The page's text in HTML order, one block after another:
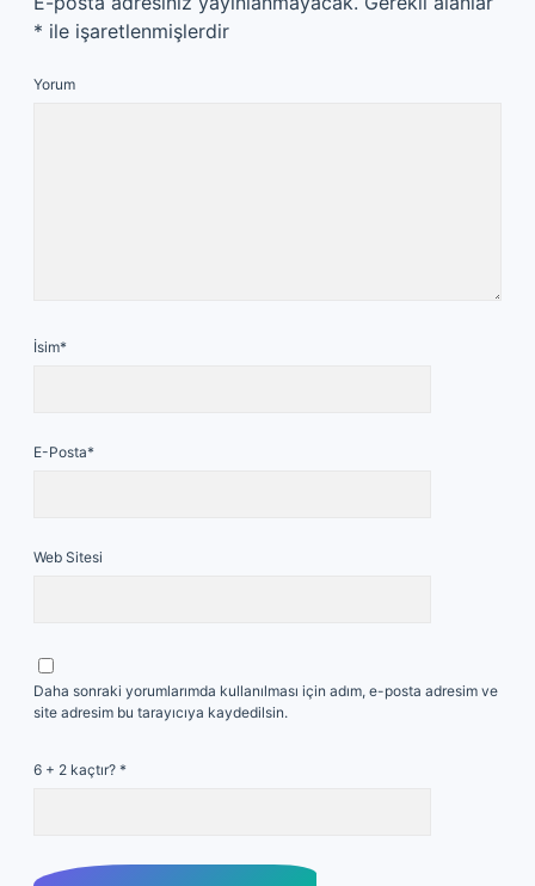
* ile işaretlenmişlerdir
Yorum
İsim*
E-Posta*
Web Sitesi
Daha sonraki yorumlarımda kullanılması için adım, e-posta adresim ve
site adresim bu tarayıcıya kaydedilsin.
6 + 2 kaçtır? *